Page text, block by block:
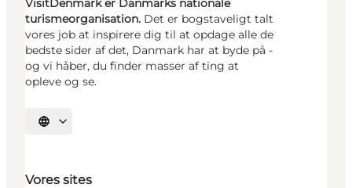
VisitDenmark er Danmarks nationale
turismeorganisation. Det er bogstaveligt talt
vores job at inspirere dig til at opdage alle de
bedste sider af det, Danmark har at byde på -
og vi håber, du finder masser af ting at
opleve og se.
Vælg sprog
Vores sites